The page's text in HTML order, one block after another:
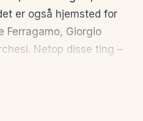
er også hjemsted for
Ferragamo, Giorgio
Netop disse ting –
den italienske patologi.